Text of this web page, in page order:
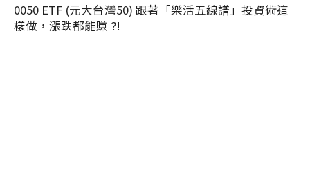
0050 ETF (元大台灣50) 跟著「樂活五線譜」投資術這
樣做，漲跌都能賺 ?!